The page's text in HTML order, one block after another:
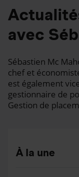
avec
Sébastien Mc
chef et
est également
gestionnaire de
Gestion de
À la une